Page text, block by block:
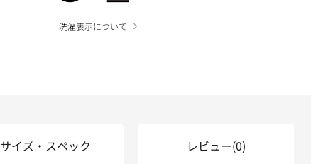
洗濯表示について
サイズ・スペック レビュー(0)